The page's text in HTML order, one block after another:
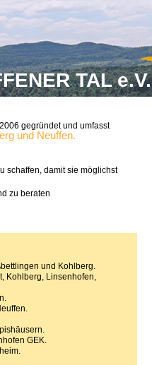
TAL e.V.
gegründet und umfasst
und Neuffen.
schaffen, damit sie möglichst
zu beraten
und Kohlberg.
Kohlberg, Linsenhofen,
GEK.